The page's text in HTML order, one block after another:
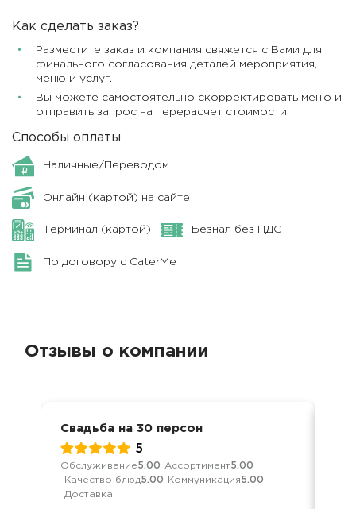
Как сделать заказ?
Разместите заказ и компания свяжется с Вами для
финального согласования деталей мероприятия,
меню и услуг.
Вы можете самостоятельно скорректировать меню и
отправить запрос на перерасчет стоимости.
Способы оплаты
Наличные/Переводом
Онлайн (картой) на сайте
Терминал (картой) Безнал без НДС
По договору с CaterMe
Отзывы о компании
Свадьба на 30 персон
5
Обслуживание5.00 Ассортимент5.00
Качество блюд5.00 Коммуникация5.00
Доставка